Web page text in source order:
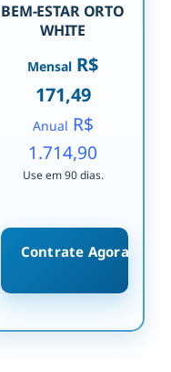
BEM-ESTAR ORTO
WHITE
Mensal R$
171,49
Anual R$
1.714,90
Use em 90 dias.
Contrate Agora